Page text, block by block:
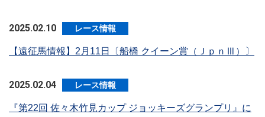
2025.02.10 レース情報
【遠征馬情報】2月11日〔船橋 クイーン賞（ＪｐｎⅢ）〕
2025.02.04 レース情報
『第22回 佐々木竹見カップ ジョッキーズグランプリ』に